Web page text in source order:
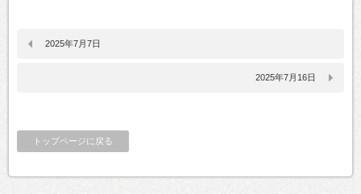
2025年7月7日
2025年7月16日
トップページに戻る